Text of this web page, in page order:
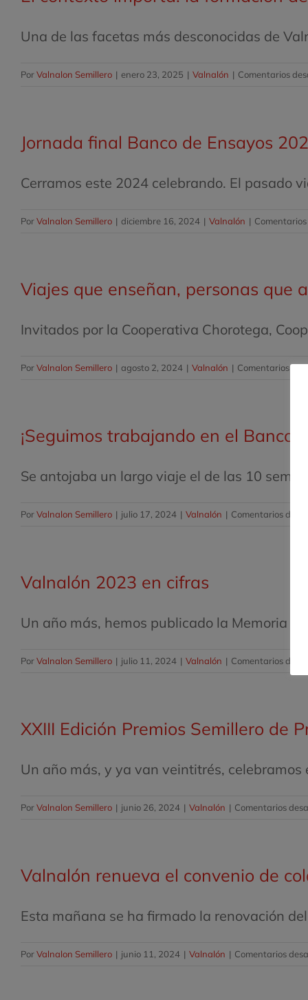
Una de las facetas más desconocidas de
PorValnalon Semillero | enero 23, 2025 | Valnalón | Comentarios
Jornada final Banco de Ensayos
Cerramos este 2024 celebrando. El pasado
PorValnalon Semillero | diciembre 16, 2024 | Valnalón |
Viajes que enseñan, personas que
Invitados por la Cooperativa Chorotega,
PorValnalon Semillero | agosto 2, 2024 | Valnalón | Comentarios
¡Seguimos trabajando en el Banco
Se antojaba un largo viaje el de las 10
PorValnalon Semillero | julio 17, 2024 | Valnalón | Comentarios
Valnalón 2023 en cifras
Un año más, hemos publicado la Memoria
PorValnalon Semillero | julio 11, 2024 | Valnalón | Comentarios
XXIII Edición Premios Semillero de
Un año más, y ya van veintitrés, celebramos
PorValnalon Semillero | junio 26, 2024 | Valnalón | Comentarios
Valnalón renueva el convenio de
Esta mañana se ha firmado la renovación
PorValnalon Semillero | junio 11, 2024 | Valnalón | Comentarios